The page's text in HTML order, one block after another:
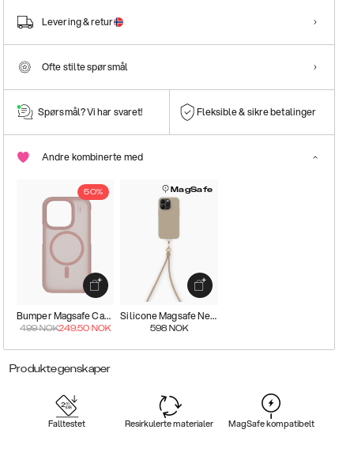
Levering & retur
Ofte stilte spørsmål
Spørsmål? Vi har svaret! Fleksible & sikre betalinger
Andre kombinerte med
50%
Bumper Magsafe Case
499NOK249.50 NOK
MagSafe
Silicone Magsafe Necklace Kit
598 NOK
Produktegenskaper
Falltestet Resirkulerte materialer MagSafe kompatibelt